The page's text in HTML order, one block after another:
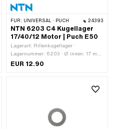
FÜR: UNIVERSAL · PUCH 24393
NTN 6203 C4 Kugellager
17/40/12 Motor | Puch E50
Lagerart: Rillenkugellager ·
Lagernummer: 6203 · Ø innen: 17 mm
· Ø aussen: 40 mm · Breite: 12 mm ·
Material: Stahl · Anwendungsbereich:
EUR 12.90